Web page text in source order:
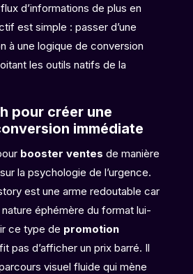
d’informations de plus en
est simple : passer d’une
à une logique de conversion
les outils natifs de la
pour créer une
immédiate
booster ventes de manière
la psychologie de l’urgence.
est une arme redoutable car
nature éphémère du format lui-
ce type de promotion
pas d’afficher un prix barré. Il
visuel fluide qui mène